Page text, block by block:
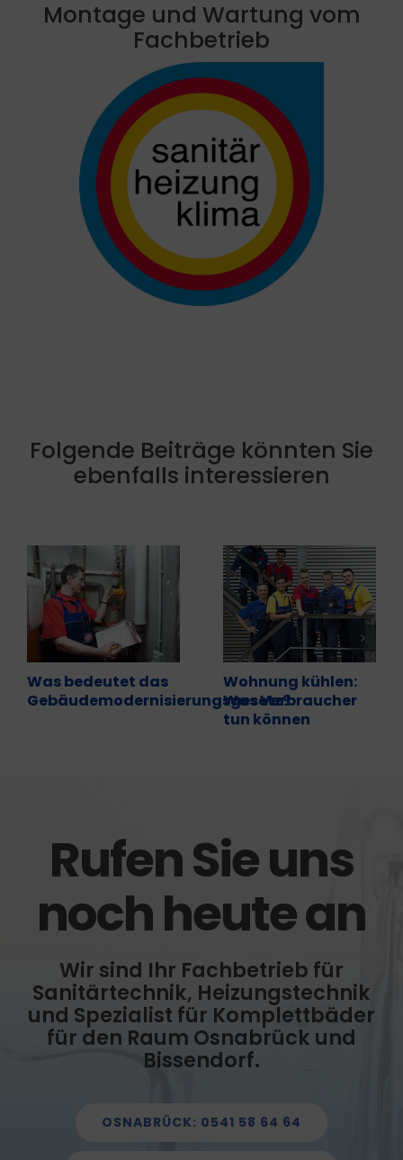
Montage und Wartung vom
Fachbetrieb
Folgende Beiträge könnten Sie
ebenfalls interessieren
Was bedeutet das
Gebäudemodernisierungsgesetz?
Wohnung kühlen:
Was Verbraucher
tun können
Rufen Sie uns
noch heute an
Wir sind Ihr Fachbetrieb für
Sanitärtechnik, Heizungstechnik
und Spezialist für Komplettbäder
für den Raum Osnabrück und
Bissendorf.
OSNABRÜCK: 0541 58 64 64